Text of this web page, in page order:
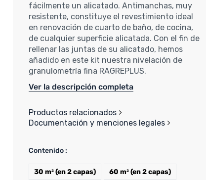
fácilmente un alicatado. Antimanchas, muy
resistente, constituye el revestimiento ideal
en renovación de cuarto de baño, de cocina,
de cualquier superficie alicatada. Con el fin de
rellenar las juntas de su alicatado, hemos
añadido en este kit nuestra nivelación de
granulometría fina RAGREPLUS.
Ver la descripción completa
Productos relacionados
Documentación y menciones legales
Contenido :
30 m² (en 2 capas) 60 m² (en 2 capas)